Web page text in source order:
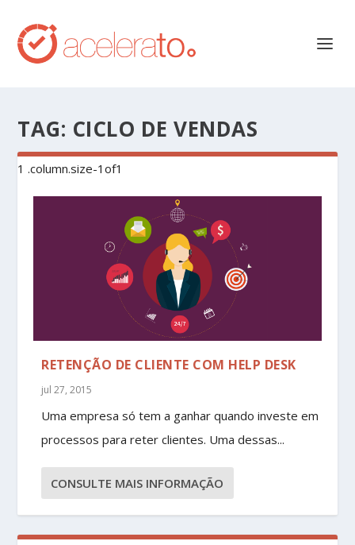
TAG: CICLO DE VENDAS
RETENÇÃO DE CLIENTE COM HELP DESK
jul 27, 2015
Uma empresa só tem a ganhar quando investe em
processos para reter clientes. Uma dessas...
CONSULTE MAIS INFORMAÇÃO